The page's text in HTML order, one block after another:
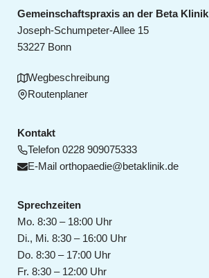
Gemeinschaftspraxis an der Beta Klinik
Joseph-Schumpeter-Allee 15
53227 Bonn
Wegbeschreibung
Routenplaner
Kontakt
Telefon 0228 909075333
E-Mail orthopaedie@betaklinik.de
Sprechzeiten
Mo. 8:30 – 18:00 Uhr
Di., Mi. 8:30 – 16:00 Uhr
Do. 8:30 – 17:00 Uhr
Fr. 8:30 – 12:00 Uhr